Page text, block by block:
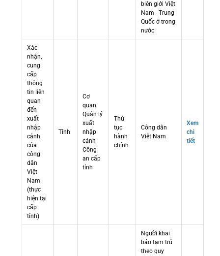
biên giới Việt
Nam - Trung
Quốc ở trong
nước
Xác
nhận,
cung
cấp
thông
tin liên
quan
đến
xuất
nhập
cảnh
của
công
dân
Việt
Nam
(thực
hiện tại
cấp
tỉnh)
Tỉnh
Cơ
quan
Quản lý
xuất
nhập
cảnh
Công
an cấp
tỉnh
Thủ
tục
hành
chính
Công dân
Việt Nam
Xem
chi
tiết
Người khai
báo tạm trú
theo quy